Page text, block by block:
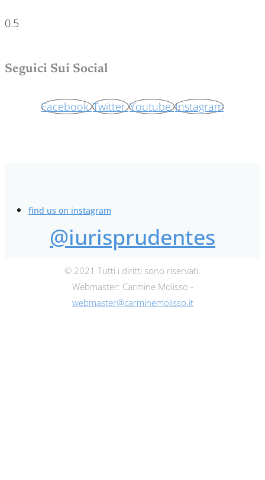
Seguici Sui Social
Facebook Twitter Youtube Instagram
find us on instagram
@iurisprudentes
© 2021 Tutti i diritti sono riservati.
Webmaster: Carmine Molisso -
webmaster@carminemolisso.it